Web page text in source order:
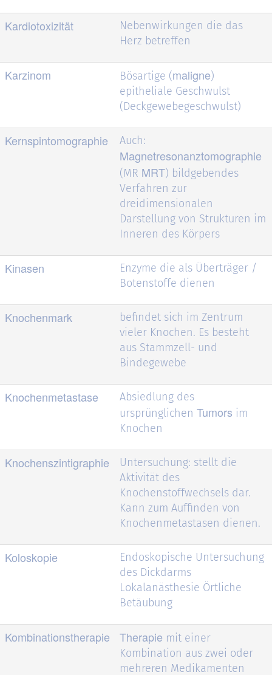
Kardiotoxizität
Nebenwirkungen die das
Herz betreffen
Karzinom Bösartige (maligne)
epitheliale Geschwulst
(Deckgewebegeschwulst)
Kernspintomographie Auch:
Magnetresonanztomographie
(MR MRT) bildgebendes
Verfahren zur
dreidimensionalen
Darstellung von Strukturen im
Inneren des Körpers
Kinasen
Enzyme die als Überträger /
Botenstoffe dienen
Knochenmark
befindet sich im Zentrum
vieler Knochen. Es besteht
aus Stammzell- und
Bindegewebe
Knochenmetastase
Absiedlung des
ursprünglichen Tumors im
Knochen
Knochenszintigraphie
Untersuchung: stellt die
Aktivität des
Knochenstoffwechsels dar.
Kann zum Auffinden von
Knochenmetastasen dienen.
Koloskopie
Endoskopische Untersuchung
des Dickdarms
Lokalanästhesie Örtliche
Betäubung
Kombinationstherapie Therapie mit einer
Kombination aus zwei oder
mehreren Medikamenten